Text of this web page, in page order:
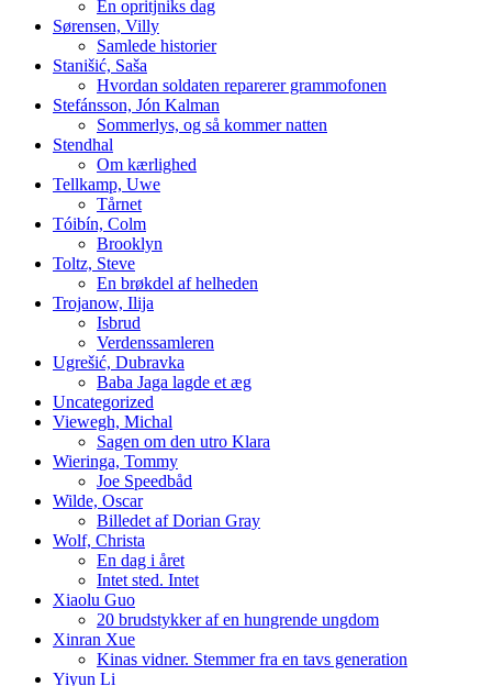
En opritjniks dag
Sørensen, Villy
Samlede historier
Stanišić, Saša
Hvordan soldaten reparerer grammofonen
Stefánsson, Jón Kalman
Sommerlys, og så kommer natten
Stendhal
Om kærlighed
Tellkamp, Uwe
Tårnet
Tóibín, Colm
Brooklyn
Toltz, Steve
En brøkdel af helheden
Trojanow, Ilija
Isbrud
Verdenssamleren
Ugrešić, Dubravka
Baba Jaga lagde et æg
Uncategorized
Viewegh, Michal
Sagen om den utro Klara
Wieringa, Tommy
Joe Speedbåd
Wilde, Oscar
Billedet af Dorian Gray
Wolf, Christa
En dag i året
Intet sted. Intet
Xiaolu Guo
20 brudstykker af en hungrende ungdom
Xinran Xue
Kinas vidner. Stemmer fra en tavs generation
Yiyun Li